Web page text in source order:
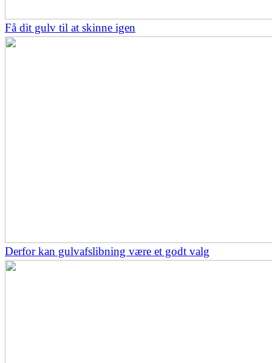
Få dit gulv til at skinne igen
Derfor kan gulvafslibning være et godt valg